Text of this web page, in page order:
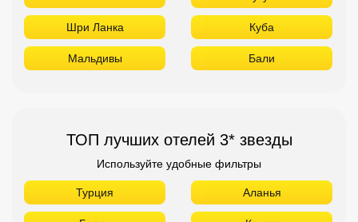
Шри Ланка Куба
Мальдивы Бали
ТОП лучших отелей 3* звезды
Используйте удобные фильтры
Турция Аланья